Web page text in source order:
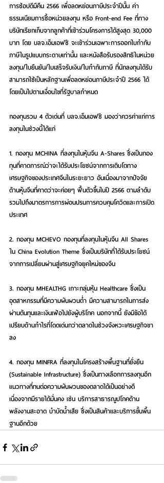
การช้อปดีมีคืน 2566 เพื่อลดหย่อนภาษีประจำปีนั้น ค่า
ธรรมเนียมการซื้อหน่วยลงทุน หรือ Front-end Fee ที่ทาง
บริษัทเรียกเก็บจากลูกค้าที่เข้าร่วมโครงการได้สูงสุด 30,000
บาท โดย บลจ.เอ็มเอฟซี จะเข้าร่วมเฉพาะการออกใบกำกับ
ภาษีในรูปแบบกระดาษเท่านั้น และหนังสือรับรองสิทธิในหน่วย
ลงทุน/ใบยืนยัน/ใบเสร็จรับเงิน/ใบกำกับภาษี ที่นักลงทุนได้รับ
สามารถใช้เป็นหลักฐานเพื่อลดหย่อนภาษีประจำปี 2566 ได้
โดยเป็นไปตามเงื่อนไขที่รัฐบาลกำหนด
กองทุนรวม 4 ตัวเด่นที่ บลจ.เอ็มเอฟซี มองว่าควรค่าแก่การ
ลงทุนในช่วงนี้ได้แก่
1. กองทุน MCHINA ที่ลงทุนในหุ้นจีน A-Shares ซึ่งเป็นกอง
ทุนที่คาดการณ์ว่าจะได้รับประโยชน์จากการเติบโตทาง
เศรษฐกิจของประเทศจีนในระยะยาว อันเนื่องมาจากปัจจัย
ด้านหุ้นจีนที่คาดว่าจะค่อยๆ ฟื้นตัวขึ้นในปี 2566 ตามลำดับ
รวมไปถึงมาตรการการผ่อนปรนการควบคุมโควิดและการเปิด
ประเทศ
2. กองทุน MCHEVO กองทุนที่ลงทุนในหุ้นจีน All Shares
ใน China Evolution Theme ซึ่งเป็นบริษัทที่ได้รับประโยชน์
จากการเปลี่ยนผ่านสู่เศรษฐกิจยุคใหม่ของจีน
3. กองทุน MHEALTHG เกาะกลุ่มหุ้น Healthcare ซึ่งเป็น
อุตสาหกรรมที่มีความผันผวนต่ำ มีความสามารถในการส่ง
ผ่านต้นทุนและเงินเฟ้อไปยังผู้บริโภค นอกจากนี้ ยังมีข้อได้
เปรียบด้านกำไรที่โดดเด่นกว่าตลาดในช่วงจังหวะเศรษฐกิจขา
ลง
4. กองทุน MINFRA ที่ลงทุนในโครงสร้างพื้นฐานที่ยั่งยืน
(Sustainable Infrastructure) ซึ่งเป็นทางเลือกการลงทุนอีก
แนวทางที่ทนต่อความผันผวนของตลาดได้เป็นอย่างดี
เนื่องจากมีรายได้มั่นคง เช่น บริการสาธารณูปโภคด้าน
พลังงานสะอาด บำบัดน้ำเสีย ซึ่งเป็นสินค้าและบริการขั้นพื้น
ฐานอีกด้วย